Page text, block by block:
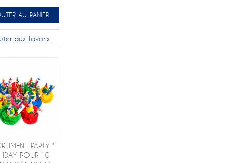
AU PANIER
aux favoris
PARTY "
POUR 10